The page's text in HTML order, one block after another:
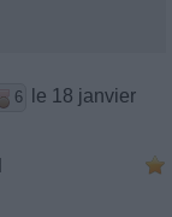
6
le 18 janvier